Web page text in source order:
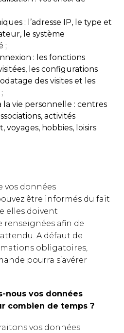
: l’adresse IP, le type et
le système
;
: les fonctions
les configurations
des visites et les
la vie personnelle : centres
activités
voyages, hobbies, loisirs
vos données
être informés du fait
elles doivent
afin de
A défaut de
obligatoires,
pourra s’avérer
nous vos données
combien de temps ?
vos données